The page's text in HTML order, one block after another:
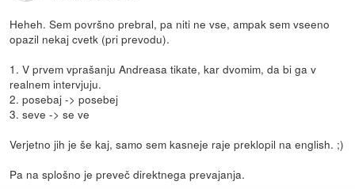
Heheh. Sem površno prebral, pa niti ne vse, ampak sem vseeno
opazil nekaj cvetk (pri prevodu).
1. V prvem vprašanju Andreasa tikate, kar dvomim, da bi ga v
realnem intervjuju.
2. posebaj -> posebej
3. seve -> se ve
Verjetno jih je še kaj, samo sem kasneje raje preklopil na english. ;)
Pa na splošno je preveč direktnega prevajanja.